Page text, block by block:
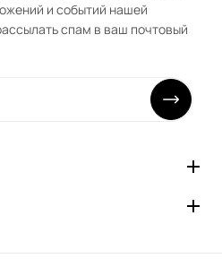
и событий нашей
спам в ваш почтовый